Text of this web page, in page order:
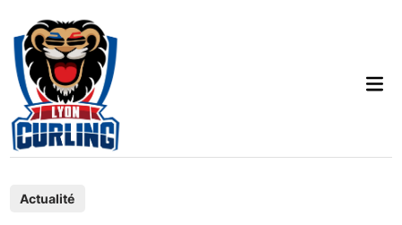
content
Main
Actualité